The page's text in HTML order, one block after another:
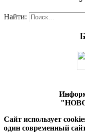
Найти:
Сайт использует
один современный